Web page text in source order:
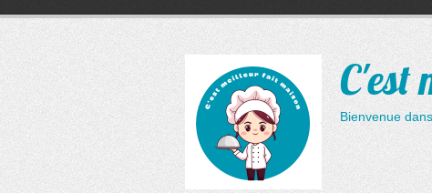
contenu
C'est
Bienvenue